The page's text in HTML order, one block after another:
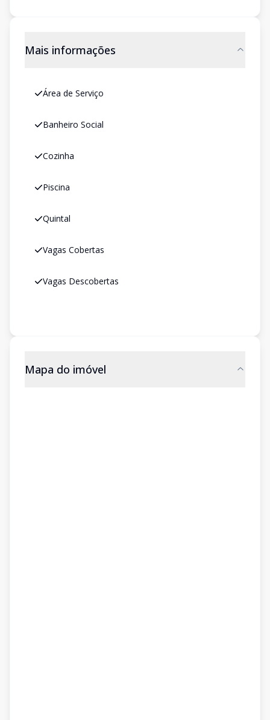
Mais informações
Área de Serviço
Banheiro Social
Cozinha
Piscina
Quintal
Vagas Cobertas
Vagas Descobertas
Mapa do imóvel